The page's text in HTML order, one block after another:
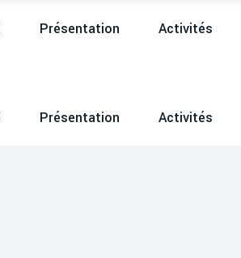
Présentation Activités
Présentation Activités